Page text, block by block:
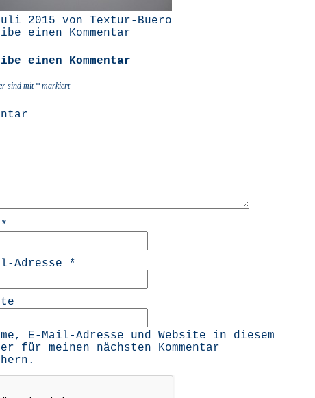
2015 von Textur-Buero
einen Kommentar
einen Kommentar
sind mit * markiert
*
Adresse *
E-Mail-Adresse und Website in diesem
für meinen nächsten Kommentar